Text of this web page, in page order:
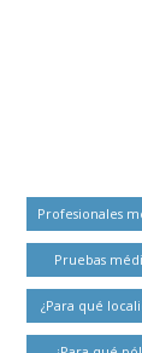
Profesionales
Pruebas
¿Para qué